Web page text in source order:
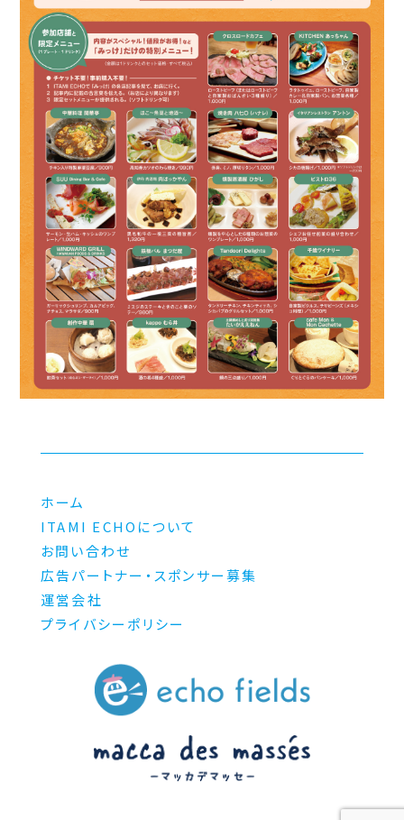
ホーム
ITAMI ECHOについて
お問い合わせ
広告パートナー・スポンサー募集
運営会社
プライバシーポリシー